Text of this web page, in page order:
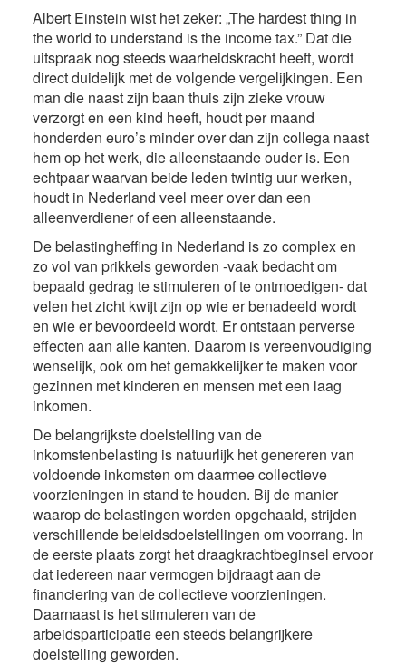
Albert Einstein wist het zeker: „The hardest thing in
the world to understand is the income tax.” Dat die
uitspraak nog steeds waarheidskracht heeft, wordt
direct duidelijk met de volgende vergelijkingen. Een
man die naast zijn baan thuis zijn zieke vrouw
verzorgt en een kind heeft, houdt per maand
honderden euro’s minder over dan zijn collega naast
hem op het werk, die alleenstaande ouder is. Een
echtpaar waarvan beide leden twintig uur werken,
houdt in Nederland veel meer over dan een
alleenverdiener of een alleenstaande.
De belastingheffing in Nederland is zo complex en
zo vol van prikkels geworden -vaak bedacht om
bepaald gedrag te stimuleren of te ontmoedigen- dat
velen het zicht kwijt zijn op wie er benadeeld wordt
en wie er bevoordeeld wordt. Er ontstaan perverse
effecten aan alle kanten. Daarom is vereenvoudiging
wenselijk, ook om het gemakkelijker te maken voor
gezinnen met kinderen en mensen met een laag
inkomen.
De belangrijkste doelstelling van de
inkomstenbelasting is natuurlijk het genereren van
voldoende inkomsten om daarmee collectieve
voorzieningen in stand te houden. Bij de manier
waarop de belastingen worden opgehaald, strijden
verschillende beleidsdoelstellingen om voorrang. In
de eerste plaats zorgt het draagkrachtbeginsel ervoor
dat iedereen naar vermogen bijdraagt aan de
financiering van de collectieve voorzieningen.
Daarnaast is het stimuleren van de
arbeidsparticipatie een steeds belangrijkere
doelstelling geworden.